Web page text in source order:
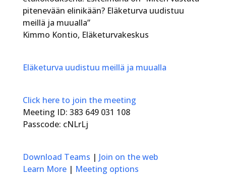
pitenevään elinikään? Eläketurva uudistuu
meillä ja muualla”
Kimmo Kontio, Eläketurvakeskus
Eläketurva uudistuu meillä ja muualla
Click here to join the meeting
Meeting ID: 383 649 031 108
Passcode: cNLrLj
Download Teams | Join on the web
Learn More| Meeting options